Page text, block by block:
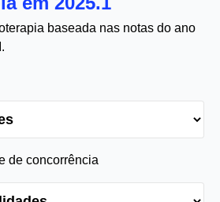
baseada nas notas do ano
de concorrência